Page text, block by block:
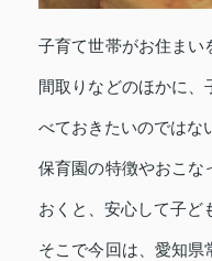
子育て世帯がお住まい
間取りなどのほかに、
べておきたいのではな
保育園の特徴やおこな
おくと、安心して子ど
そこで今回は、愛知県